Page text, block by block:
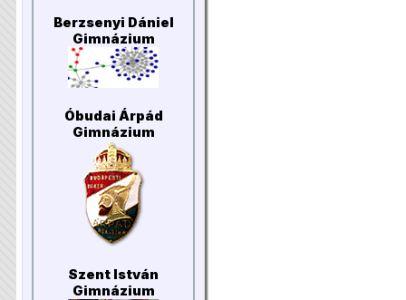
Berzsenyi Dániel
Gimnázium
Óbudai Árpád
Gimnázium
Szent István
Gimnázium